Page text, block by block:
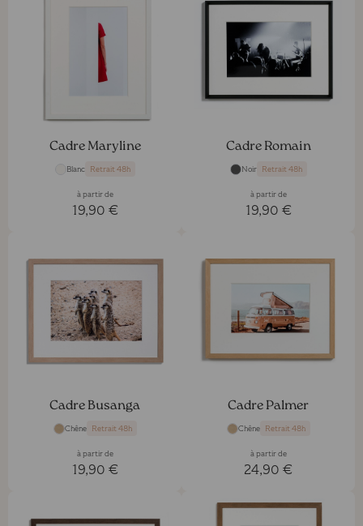
Cadre Maryline
Blanc Retrait 48h
à partir de
19,90 €
Cadre Romain
Noir Retrait 48h
à partir de
19,90 €
Cadre Busanga
Chêne Retrait 48h
à partir de
19,90 €
Cadre Palmer
Chêne Retrait 48h
à partir de
24,90 €